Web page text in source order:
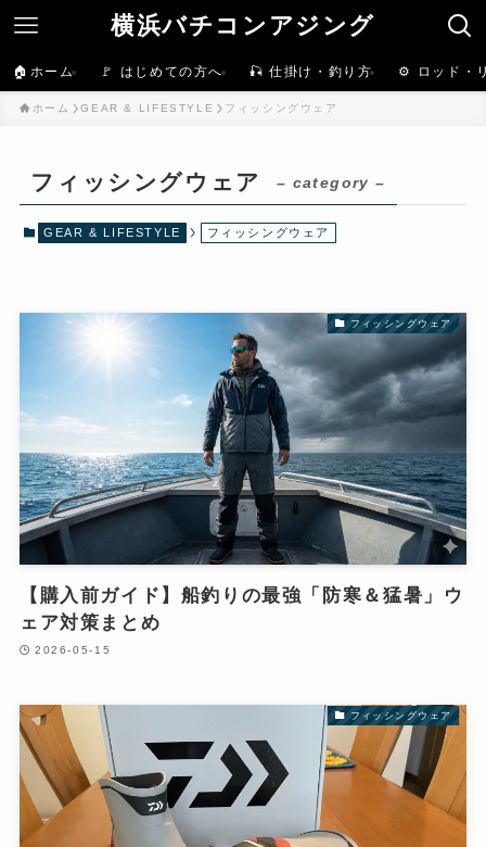
横浜バチコンアジング
🏠ホーム 🚩 はじめての方へ 🎣 仕掛け・釣り方 ⚙️ ロッド・
ホーム GEAR & LIFESTYLE フィッシングウェア
フィッシングウェア – category –
GEAR & LIFESTYLE フィッシングウェア
フィッシングウェア
【購入前ガイド】船釣りの最強「防寒＆猛暑」ウ
ェア対策まとめ
2026-05-15
フィッシングウェア